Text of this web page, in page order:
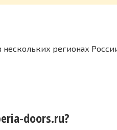
регионах
doors.ru?